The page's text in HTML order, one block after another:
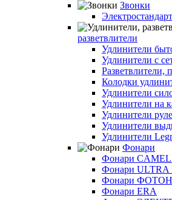
Звонки
Электростандарт
разветвлители
Удлинители
Удлинители с
Разветвлители,
Колодки
Удлинители
Удлинители на
Удлинители
Удлинители
Удлинители
Фонари
Фонари
Фонари ULTRA
Фонари
Фонари ERA